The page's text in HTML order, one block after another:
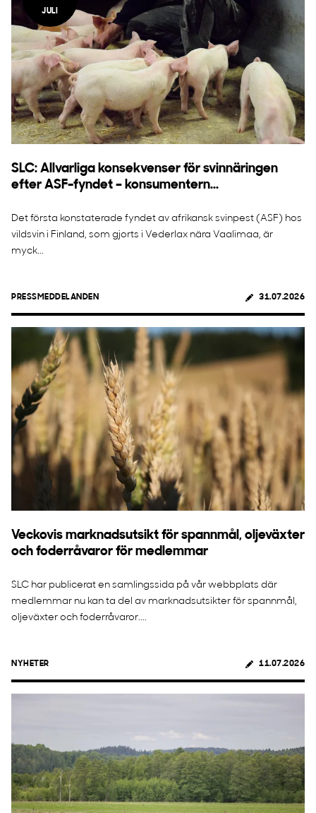
JULI
SLC: Allvarliga konsekvenser för svinnäringen
efter ASF-fyndet – konsumentern...
Det första konstaterade fyndet av afrikansk svinpest (ASF) hos
vildsvin i Finland, som gjorts i Vederlax nära Vaalimaa, är
myck...
PRESSMEDDELANDEN 31.07.2026
Veckovis marknadsutsikt för spannmål, oljeväxter
och foderråvaror för medlemmar
SLC har publicerat en samlingssida på vår webbplats där
medlemmar nu kan ta del av marknadsutsikter för spannmål,
oljeväxter och foderråvaror....
NYHETER 11.07.2026